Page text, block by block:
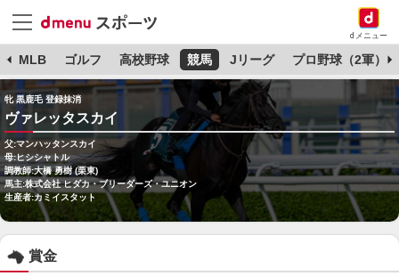
dメニュー
MLB ゴルフ 高校野球 競馬 Jリーグ プロ野球（2軍）
牝 黒鹿毛 登録抹消
ヴァレッタスカイ
父:マンハッタンスカイ
母:ヒシシャトル
調教師:大橋 勇樹 (栗東)
馬主:株式会社 ヒダカ・ブリーダーズ・ユニオン
生産者:カミイスタット
賞金